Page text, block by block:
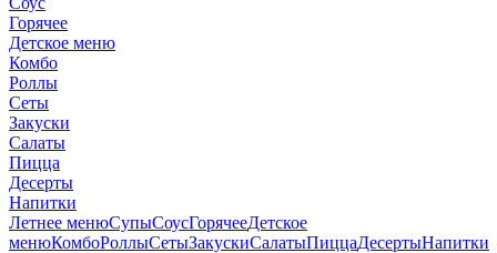
Горячее
Детское меню
Комбо
Роллы
Сеты
Закуски
Салаты
Пицца
Десерты
Напитки
Летнее менюСупыСоусГорячееДетское
менюКомбоРоллыСетыЗакускиСалатыПиццаДесертыНапитки